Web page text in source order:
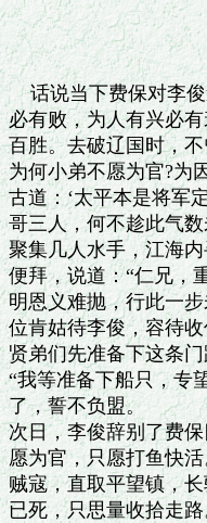
话说当下费保对李
必有败，为人有兴必
百胜。去破辽国时，
为何小弟不愿为官?为
古道：‘太平本是将军
哥三人，何不趁此气
聚集几人水手，江海
便拜，说道：“仁兄，
明恩义难抛，行此一
位肯姑待李俊，容待
贤弟们先准备下这条
“我等准备下船只，专
了，誓不负盟。
次日，李俊辞别了费
愿为官，只愿打鱼快
贼寇，直取平望镇，
已死，只思量收拾走